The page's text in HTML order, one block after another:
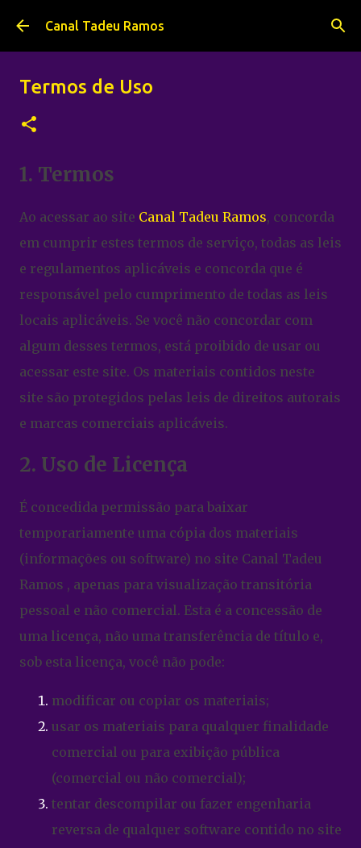
Pular para o conteúdo principal
Canal Tadeu Ramos
Termos de Uso
1. Termos
Ao acessar ao site Canal Tadeu Ramos, concorda
em cumprir estes termos de serviço, todas as leis
e regulamentos aplicáveis ​​e concorda que é
responsável pelo cumprimento de todas as leis
locais aplicáveis. Se você não concordar com
algum desses termos, está proibido de usar ou
acessar este site. Os materiais contidos neste
site são protegidos pelas leis de direitos autorais
e marcas comerciais aplicáveis.
2. Uso de Licença
É concedida permissão para baixar
temporariamente uma cópia dos materiais
(informações ou software) no site Canal Tadeu
Ramos , apenas para visualização transitória
pessoal e não comercial. Esta é a concessão de
uma licença, não uma transferência de título e,
sob esta licença, você não pode:
modificar ou copiar os materiais;
usar os materiais para qualquer finalidade
comercial ou para exibição pública
(comercial ou não comercial);
tentar descompilar ou fazer engenharia
reversa de qualquer software contido no site